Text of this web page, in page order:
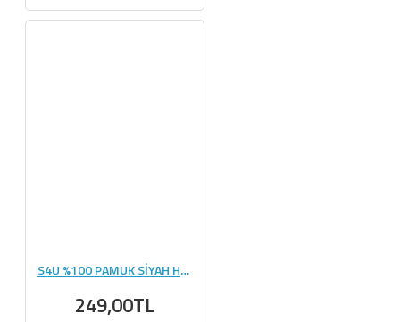
S4U %100 PAMUK SİYAH HAVLU
249,00TL